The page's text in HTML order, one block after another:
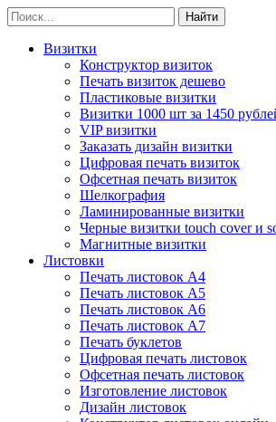
Визитки
Конструктор визиток
Печать визиток дешево
Пластиковые визитки
Визитки 1000 шт за 1450
VIP визитки
Заказать дизайн визитки
Цифровая печать визиток
Офсетная печать визиток
Шелкография
Ламинированные визитки
Черные визитки touch cover и
Магнитные визитки
Листовки
Печать листовок А4
Печать листовок А5
Печать листовок А6
Печать листовок А7
Печать буклетов
Цифровая печать листовок
Офсетная печать листовок
Изготовление листовок
Дизайн листовок